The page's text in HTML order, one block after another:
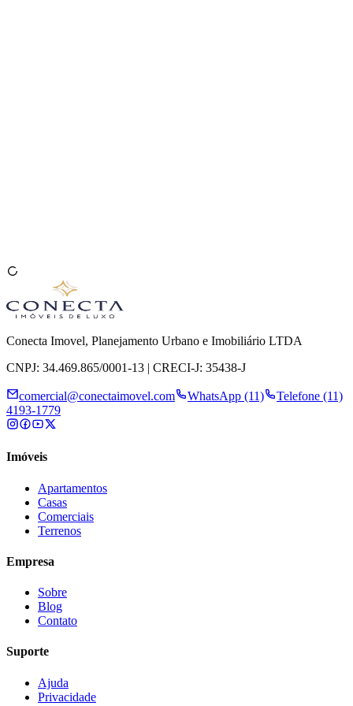
Conecta Imovel, Planejamento Urbano e Imobiliário LTDA
CNPJ: 34.469.865/0001-13 | CRECI-J: 35438-J
comercial@conectaimovel.com WhatsApp (11)
Telefone (11)
4193-1779
Imóveis
Apartamentos
Casas
Comerciais
Terrenos
Empresa
Sobre
Blog
Contato
Suporte
Ajuda
Privacidade